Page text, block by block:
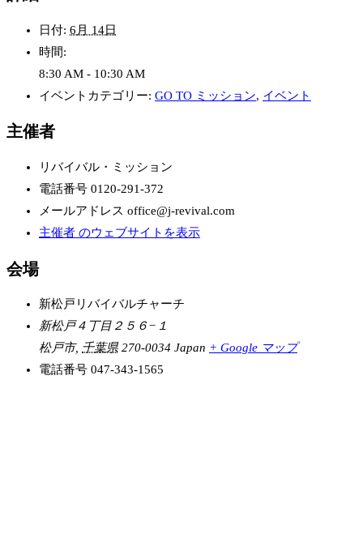
日付: 6月 14日
時間:
8:30 AM - 10:30 AM
イベントカテゴリー: GO TO ミッション, イベント
主催者
リバイバル・ミッション
電話番号 0120-291-372
メールアドレス office@j-revival.com
主催者 のウェブサイトを表示
会場
新松戸リバイバルチャーチ
新松戸４丁目２５６−１
松戸市, 千葉県 270-0034 Japan + Google マップ
電話番号 047-343-1565